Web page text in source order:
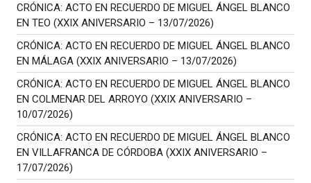
CRÓNICA: ACTO EN RECUERDO DE MIGUEL ÁNGEL BLANCO
EN TEO (XXIX ANIVERSARIO – 13/07/2026)
CRÓNICA: ACTO EN RECUERDO DE MIGUEL ÁNGEL BLANCO
EN MÁLAGA (XXIX ANIVERSARIO – 13/07/2026)
CRÓNICA: ACTO EN RECUERDO DE MIGUEL ÁNGEL BLANCO
EN COLMENAR DEL ARROYO (XXIX ANIVERSARIO –
10/07/2026)
CRÓNICA: ACTO EN RECUERDO DE MIGUEL ÁNGEL BLANCO
EN VILLAFRANCA DE CÓRDOBA (XXIX ANIVERSARIO –
17/07/2026)